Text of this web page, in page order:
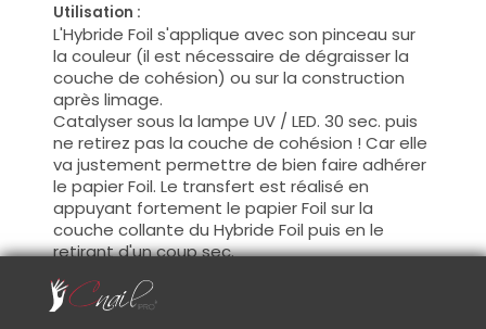
Utilisation :
L'Hybride Foil s'applique avec son pinceau sur
la couleur (il est nécessaire de dégraisser la
couche de cohésion) ou sur la construction
après limage.
Catalyser sous la lampe UV / LED. 30 sec. puis
ne retirez pas la couche de cohésion ! Car elle
va justement permettre de bien faire adhérer
le papier Foil. Le transfert est réalisé en
appuyant fortement le papier Foil sur la
couche collante du Hybride Foil puis en le
retirant d'un coup sec.
Il est nécessaire d'appliquer la finition à la fin.